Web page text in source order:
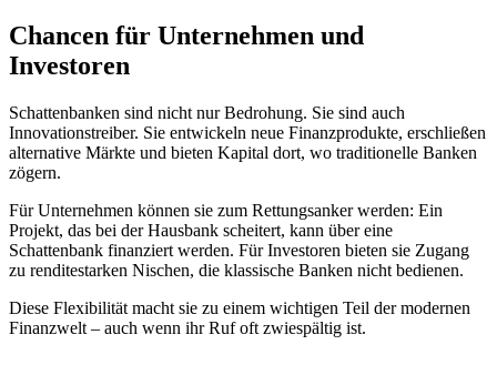
Chancen für Unternehmen und
Investoren
Schattenbanken sind nicht nur Bedrohung. Sie sind auch
Innovationstreiber. Sie entwickeln neue Finanzprodukte, erschließen
alternative Märkte und bieten Kapital dort, wo traditionelle Banken
zögern.
Für Unternehmen können sie zum Rettungsanker werden: Ein
Projekt, das bei der Hausbank scheitert, kann über eine
Schattenbank finanziert werden. Für Investoren bieten sie Zugang
zu renditestarken Nischen, die klassische Banken nicht bedienen.
Diese Flexibilität macht sie zu einem wichtigen Teil der modernen
Finanzwelt – auch wenn ihr Ruf oft zwiespältig ist.